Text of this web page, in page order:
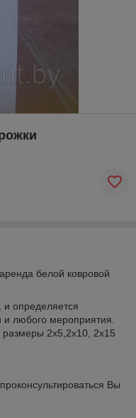
белой ковровой
определяется
любого мероприятия.
2х5,2х10, 2х15
Вы